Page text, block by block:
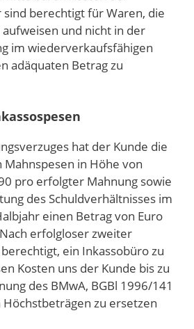
sind berechtigt für Waren, die
und nicht in der
im wiederverkaufsfähigen
adäquaten Betrag zu
hat der Kunde die
in Höhe von
pro erfolgter Mahnung sowie
des Schuldverhältnisses im
einen Betrag von Euro
erfolgloser zweiter
ein Inkassobüro zu
Kosten uns der Kunde bis zu
des BMwA, BGBl 1996/141
zu ersetzen